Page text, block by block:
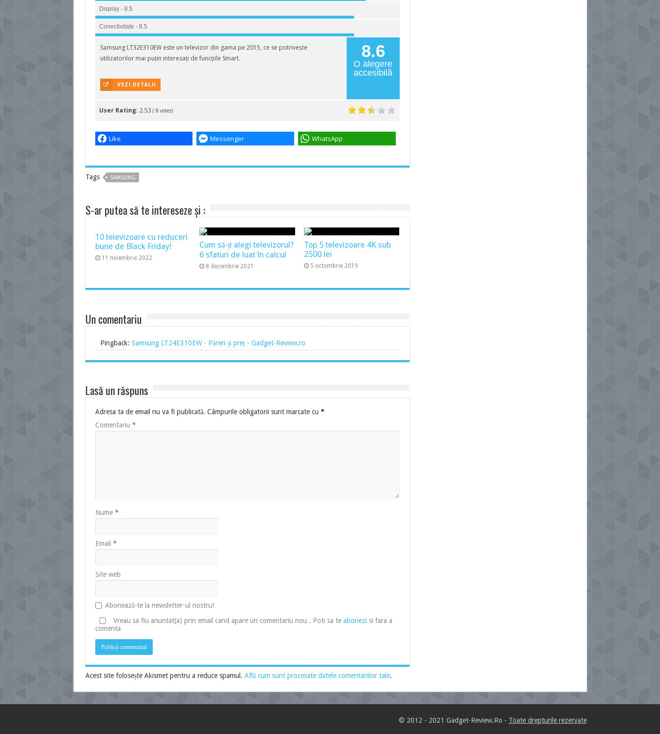
Display - 8.5
Conectivitate - 8.5
8.6
O alegere
accesibilă
Samsung LT32E310EW este un televizor din gama pe 2015, ce se potrivește
utilizatorilor mai puțin interesați de funcțiile Smart.
VEZI DETALII
User Rating: 2.53 ( 8 votes)
Like Messenger WhatsApp
Tags SAMSUNG
S-ar putea să te intereseze și :
10 televizoare cu reduceri
bune de Black Friday!
11 noiembrie 2022
Cum să-ți alegi televizorul?
6 sfaturi de luat în calcul
8 decembrie 2021
Top 5 televizoare 4K sub
2500 lei
5 octombrie 2019
Un comentariu
Pingback: Samsung LT24E310EW - Păreri și preț - Gadget-Review.ro
Lasă un răspuns
Adresa ta de email nu va fi publicată. Câmpurile obligatorii sunt marcate cu *
Comentariu *
Nume *
Email *
Site web
Abonează-te la newsletter-ul nostru!
Vreau sa fiu anuntat(a) prin email cand apare un comentariu nou . Poti sa te abonezi si fara a
comenta
Acest site folosește Akismet pentru a reduce spamul. Află cum sunt procesate datele comentariilor tale.
© 2012 - 2021 Gadget-Review.Ro - Toate drepturile rezervate